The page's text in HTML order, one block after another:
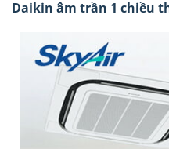
Daikin âm trần 1 chiều